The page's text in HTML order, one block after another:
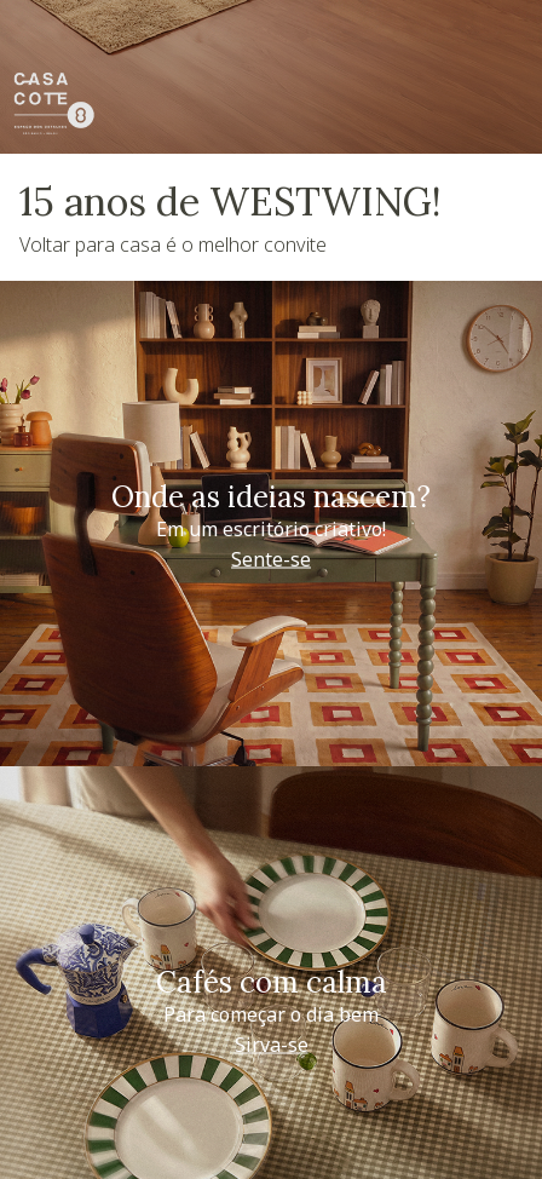
15 anos de WESTWING!
Voltar para casa é o melhor convite
Onde as ideias nascem?
Em um escritório criativo!
Sente-se
Cafés com calma
Para começar o dia bem
Sirva-se